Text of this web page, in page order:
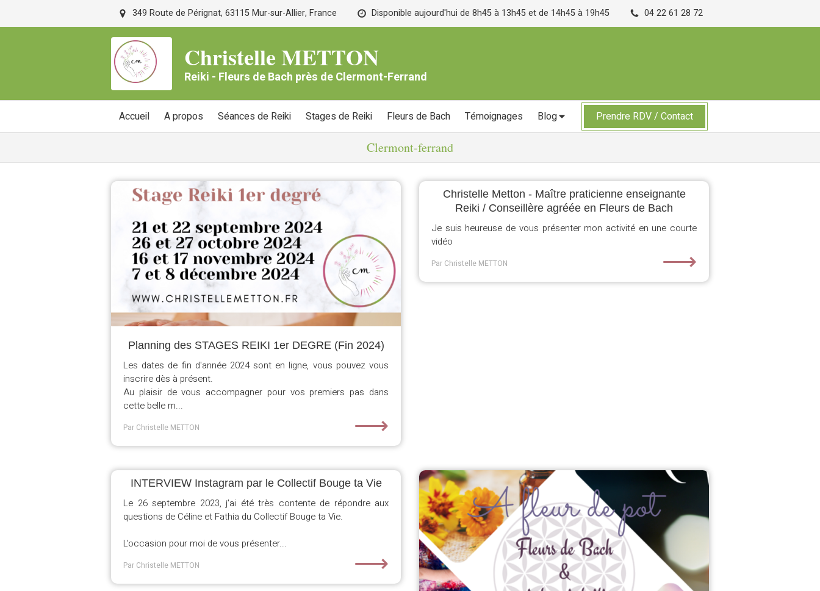
349 Route de Pérignat, 63115 Mur-sur-Allier, France Disponible aujourd'hui de 8h45 à 13h45 et de 14h45 à 19h45 04 22 61 28 72
Christelle METTON
Reiki - Fleurs de Bach près de Clermont-Ferrand
Accueil A propos Séances de Reiki Stages de Reiki Fleurs de Bach Témoignages Blog Prendre RDV / Contact
Clermont-ferrand
Planning des STAGES REIKI 1er DEGRE (Fin 2024)
Les dates de fin d'année 2024 sont en ligne, vous pouvez vous
inscrire dès à présent.
Au plaisir de vous accompagner pour vos premiers pas dans
cette belle m...
Par Christelle METTON ⟶
Christelle Metton - Maître praticienne enseignante
Reiki / Conseillère agréée en Fleurs de Bach
Je suis heureuse de vous présenter mon activité en une courte
vidéo
Par Christelle METTON ⟶
INTERVIEW Instagram par le Collectif Bouge ta Vie
Le 26 septembre 2023, j'ai été très contente de répondre aux
questions de Céline et Fathia du Collectif Bouge ta Vie.
L'occasion pour moi de vous présenter...
Par Christelle METTON ⟶